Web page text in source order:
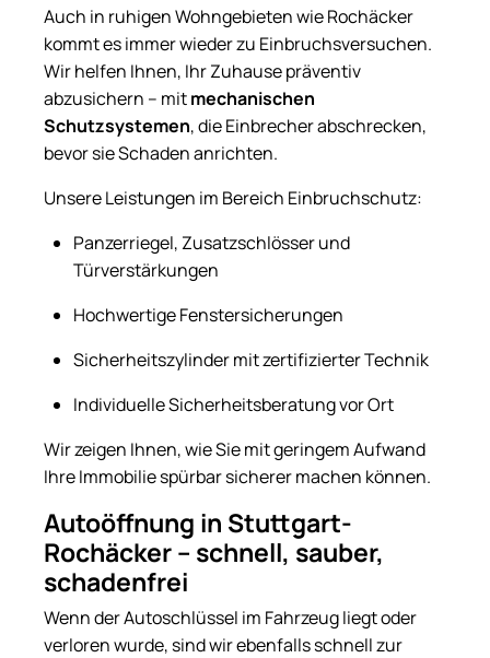
Auch in ruhigen Wohngebieten wie Rochäcker
kommt es immer wieder zu Einbruchsversuchen.
Wir helfen Ihnen, Ihr Zuhause präventiv
abzusichern – mitmechanischen
Schutzsystemen, die Einbrecher abschrecken,
bevor sie Schaden anrichten.
Unsere Leistungen im Bereich Einbruchschutz:
Panzerriegel, Zusatzschlösser und
Türverstärkungen
Hochwertige Fenstersicherungen
Sicherheitszylinder mit zertifizierter Technik
Individuelle Sicherheitsberatung vor Ort
Wir zeigen Ihnen, wie Sie mit geringem Aufwand
Ihre Immobilie spürbar sicherer machen können.
Autoöffnung in Stuttgart-
Rochäcker – schnell, sauber,
schadenfrei
Wenn der Autoschlüssel im Fahrzeug liegt oder
verloren wurde, sind wir ebenfalls schnell zur